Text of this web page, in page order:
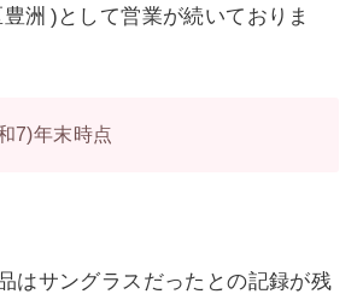
洲 )として営業が続いておりま
7)年末時点
はサングラスだったとの記録が残